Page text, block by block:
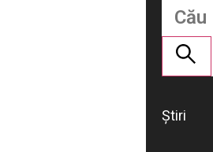
Știri